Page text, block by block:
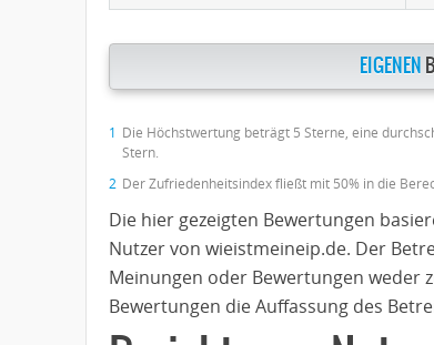
EIGENEN
1 Die Höchstwertung beträgt 5 Sterne, eine
Stern.
2 Der Zufriedenheitsindex fließt mit 50% in die
Die hier gezeigten Bewertungen
Nutzer von wieistmeineip.de. Der
Meinungen oder Bewertungen weder
Bewertungen die Auffassung des